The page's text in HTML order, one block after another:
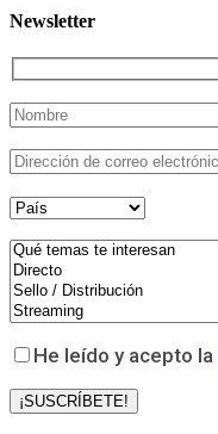
Newsletter
He leído y acepto la